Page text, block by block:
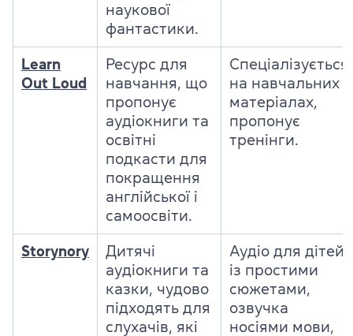
наукової
фантастики.
Learn
Out Loud
Ресурс для
навчання, що
пропонує
аудіокниги та
освітні
подкасти для
покращення
англійської і
самоосвіти.
Спеціалізується
на навчальних
матеріалах,
пропонує
тренінги.
Storynory
Дитячі
аудіокниги та
казки, чудово
підходять для
слухачів, які
Аудіо для дітей
із простими
сюжетами,
озвучка
носіями мови,